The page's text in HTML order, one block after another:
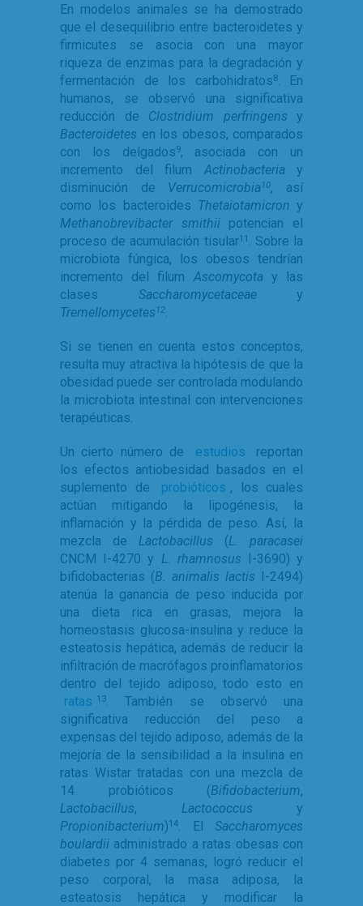
En modelos animales se ha demostrado
que el desequilibrio entre bacteroidetes y
firmicutes se asocia con una mayor
riqueza de enzimas para la degradación y
fermentación de los carbohidratos8. En
humanos, se observó una significativa
reducción de Clostridium perfringens y
Bacteroidetes en los obesos, comparados
con los delgados9, asociada con un
incremento del filum Actinobacteria y
disminución de Verrucomicrobia 10, así
como los bacteroides Thetaiotamicron y
Methanobrevibacter smithiipotencian el
proceso de acumulación tisular11 . Sobre la
microbiota fúngica, los obesos tendrían
incremento del filum Ascomycota y las
clases Saccharomycetaceaey
Tremellomycetes 12.
Si se tienen en cuenta estos conceptos,
resulta muy atractiva la hipótesis de que la
obesidad puede ser controlada modulando
la microbiota intestinal con intervenciones
terapéuticas.
Un cierto número de estudios
reportan
los efectos antiobesidad basados en el
suplemento de
probióticos , los cuales
actúan mitigando la lipogénesis, la
inflamación y la pérdida de peso. Así, la
mezcla de Lactobacillus (L. paracasei
CNCM I-4270 y L. rhamnosus I-3690) y
bifidobacterias (B. animalis lactis I-2494)
atenúa la ganancia de peso inducida por
una dieta rica en grasas, mejora la
homeostasis glucosa-insulina y reduce la
esteatosis hepática, además de reducir la
infiltración de macrófagos proinflamatorios
dentro del tejido adiposo, todo esto en
ratas 13. También se observó una
significativa reducción del peso a
expensas del tejido adiposo, además de la
mejoría de la sensibilidad a la insulina en
ratas Wistar tratadas con una mezcla de
14 probióticos (Bifidobacterium,
Lactobacillus, Lactococcus y
Propionibacterium)14. El Saccharomyces
boulardii administrado a ratas obesas con
diabetes por 4 semanas, logró reducir el
peso corporal, la masa adiposa, la
esteatosis hepática y modificar la